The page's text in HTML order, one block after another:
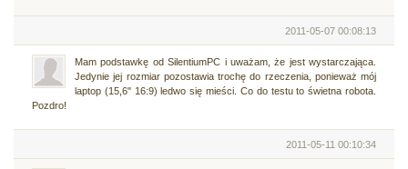
2011-05-07 00:08:13
Mam podstawkę od SilentiumPC i uważam, że jest wystarczająca.
Jedynie jej rozmiar pozostawia trochę do rzeczenia, ponieważ mój
laptop (15,6" 16:9) ledwo się mieści. Co do testu to świetna robota.
Pozdro!
2011-05-11 00:10:34